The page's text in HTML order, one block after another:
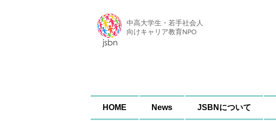
中高大学生・若手社会人
​向けキャリア教育NPO
HOME News JSBNについて